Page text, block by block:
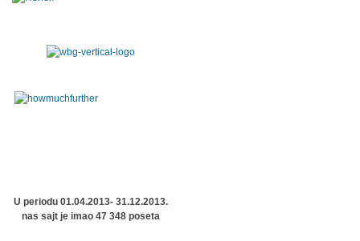
U periodu 01.04.2013- 31.12.2013.
nas sajt je imao 47 348 poseta